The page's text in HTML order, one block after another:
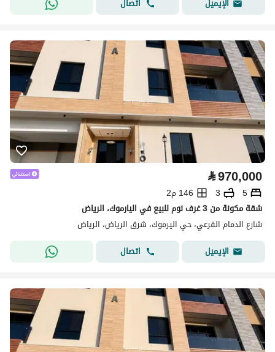
الإيميل
⃁970,000
5
3
146 م2
شقة مكونة من 3 غرف نوم للبيع في اليارموك، الرياض
شارع الدمام الفرعي، حي اليرموك، شرق الرياض، الرياض
الإيميل
اتصال